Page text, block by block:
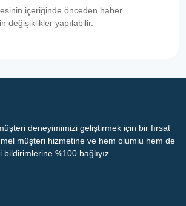
içeriğinde önceden haber
değişiklikler yapılabilir.
deneyimimizi geliştirmek için bir fırsat
müşteri hizmetine ve hem olumlu hem de
%100 bağlıyız.